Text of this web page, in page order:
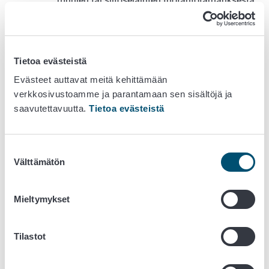
Tietoa evästeistä
Evästeet auttavat meitä kehittämään
verkkosivustoamme ja parantamaan sen sisältöjä ja
saavutettavuutta. Tietoa evästeistä
valinta
Välttämätön
Mieltymykset
Tilastot
vaatii EPR antamaan eläinten hyvinvointilain
mukaiset lisäselvitykset: selvitys eläinten
siitä, kuinka eläinten hoito on tarkoitus
Myösriistanhoidollista tarhausta
vaatii EPR antamaan eläinten hyvinvointilain
mukaiset lisäselvitykset. Lisäksi EPR:ssä on
eläimiä pidetään. Vastaus annetaan
valitsemalla vaihtoehto Riistaeläinkannan
lisääminen ja/tai Muu. Jos valitaan Muu, tulee
antaa lisätietoa kyseisestä toiminnasta.
määritelmä,
samoin kuin eläinten lukumäärärajat, ovat